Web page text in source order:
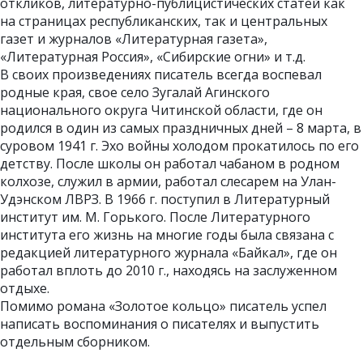
на страницах республиканских, так и центральных
газет и журналов «Литературная газета»,
«Литературная Россия», «Сибирские огни» и т.д.
В своих произведениях писатель всегда воспевал
родные края, свое село Зугалай Агинского
национального округа Читинской области, где он
родился в один из самых праздничных дней – 8 марта, в
суровом 1941 г. Эхо войны холодом прокатилось по его
детству. После школы он работал чабаном в родном
колхозе, служил в армии, работал слесарем на Улан-
Удэнском ЛВРЗ. В 1966 г. поступил в Литературный
институт им. М. Горького. После Литературного
института его жизнь на многие годы была связана с
редакцией литературного журнала «Байкал», где он
работал вплоть до 2010 г., находясь на заслуженном
отдыхе.
Помимо романа «Золотое кольцо» писатель успел
написать воспоминания о писателях и выпустить
отдельным сборником.